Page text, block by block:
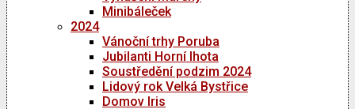
Minibáleček
2024
Vánoční trhy Poruba
Jubilanti Horní lhota
Soustředění podzim 2024
Lidový rok Velká Bystřice
Domov Iris